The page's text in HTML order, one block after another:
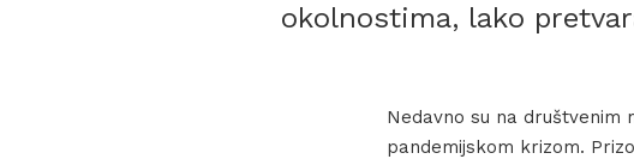
okolnostima, lako
Nedavno su na
pandemijskom krizom.